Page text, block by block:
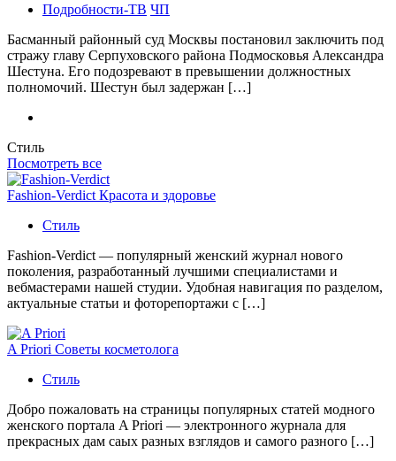
Подробности-ТВ ЧП
Басманный районный суд Москвы постановил заключить под
стражу главу Серпуховского района Подмосковья Александра
Шестуна. Его подозревают в превышении должностных
полномочий. Шестун был задержан […]
Стиль
Посмотреть все
Fashion-Verdict Красота и здоровье
Стиль
Fashion-Verdict — популярный женский журнал нового
поколения, разработанный лучшими специалистами и
вебмастерами нашей студии. Удобная навигация по разделом,
актуальные статьи и фоторепортажи с […]
A Priori Советы косметолога
Стиль
Добро пожаловать на страницы популярных статей модного
женского портала A Priori — электронного журнала для
прекрасных дам саых разных взглядов и самого разного […]